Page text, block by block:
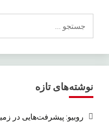
برای:
نوشته‌های تازه
روبیو: پیشرفت‌هایی در